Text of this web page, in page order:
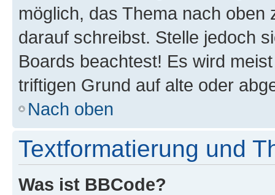
möglich, das Thema nach oben
darauf schreibst. Stelle jedoch
Boards beachtest! Es wird
triftigen Grund auf alte oder
Nach oben
Textformatierung und
Was ist BBCode?